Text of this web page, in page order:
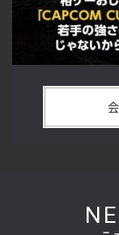
の強さは 「若さ
久保のプロ格闘ゲ